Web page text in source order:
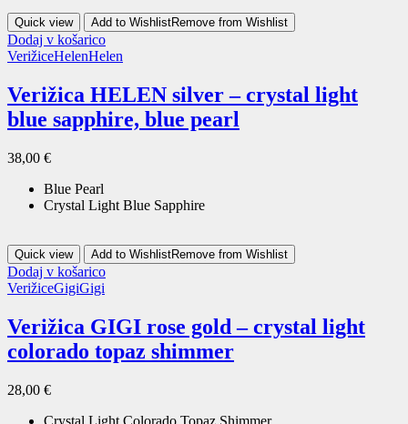
Quick view Add to WishlistRemove from Wishlist
Dodaj v košarico
VerižiceHelenHelen
Verižica HELEN silver – crystal light
blue sapphire, blue pearl
38,00 €
Blue Pearl
Crystal Light Blue Sapphire
Quick view Add to WishlistRemove from Wishlist
Dodaj v košarico
VerižiceGigiGigi
Verižica GIGI rose gold – crystal light
colorado topaz shimmer
28,00 €
Crystal Light Colorado Topaz Shimmer